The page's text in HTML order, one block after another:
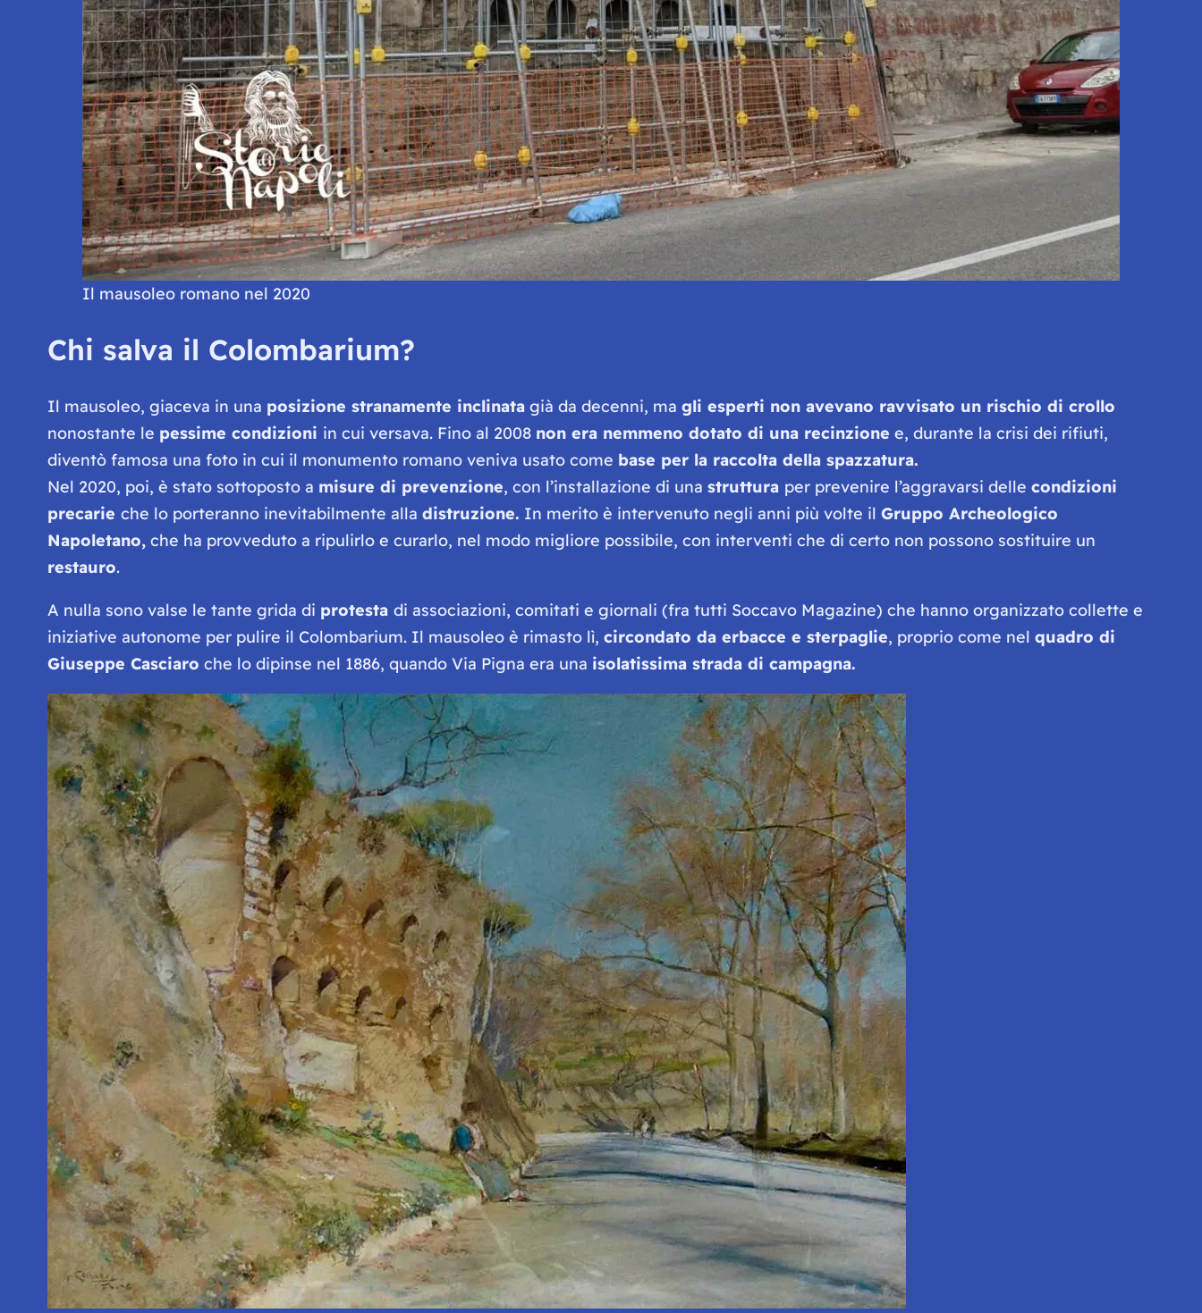
Il mausoleo romano nel 2020
Chi salva il Colombarium?
Il mausoleo, giaceva in una posizione stranamente inclinatagià da decenni, ma gli esperti non avevano ravvisato un rischio di crollo
nonostante le pessime condizioni in cui versava. Fino al 2008 non era nemmeno dotato di una recinzione e, durante la crisi dei rifiuti,
diventò famosa una foto in cui il monumento romano veniva usato come base per la raccolta della spazzatura.
Nel 2020, poi, è stato sottoposto a misure di prevenzione, con l’installazione di una struttura per prevenire l’aggravarsi delle condizioni
precarie che lo porteranno inevitabilmente alla distruzione. In merito è intervenuto negli anni più volte il Gruppo Archeologico
Napoletano,che ha provveduto a ripulirlo e curarlo, nel modo migliore possibile, con interventi che di certo non possono sostituire un
restauro.
A nulla sono valse le tante grida di protesta di associazioni, comitati e giornali (fra tutti Soccavo Magazine) che hanno organizzato collette e
iniziative autonome per pulire il Colombarium. Il mausoleo è rimasto lì, circondato da erbacce e sterpaglie, proprio come nel quadro di
Giuseppe Casciaro che lo dipinse nel 1886, quando Via Pigna era una isolatissima strada di campagna.